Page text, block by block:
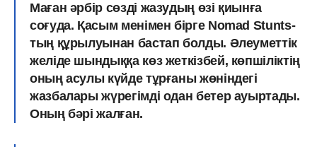
Маған әрбір сөзді жазудың өзі қиынға
соғуда. Қасым менімен бірге Nomad Stunts-
тың құрылуынан бастап болды. Әлеуметтік
желіде шындыққа көз жеткізбей, көпшіліктің
оның асулы күйде тұрғаны жөніндегі
жазбалары жүрегімді одан бетер ауыртады.
Оның бәрі жалған.